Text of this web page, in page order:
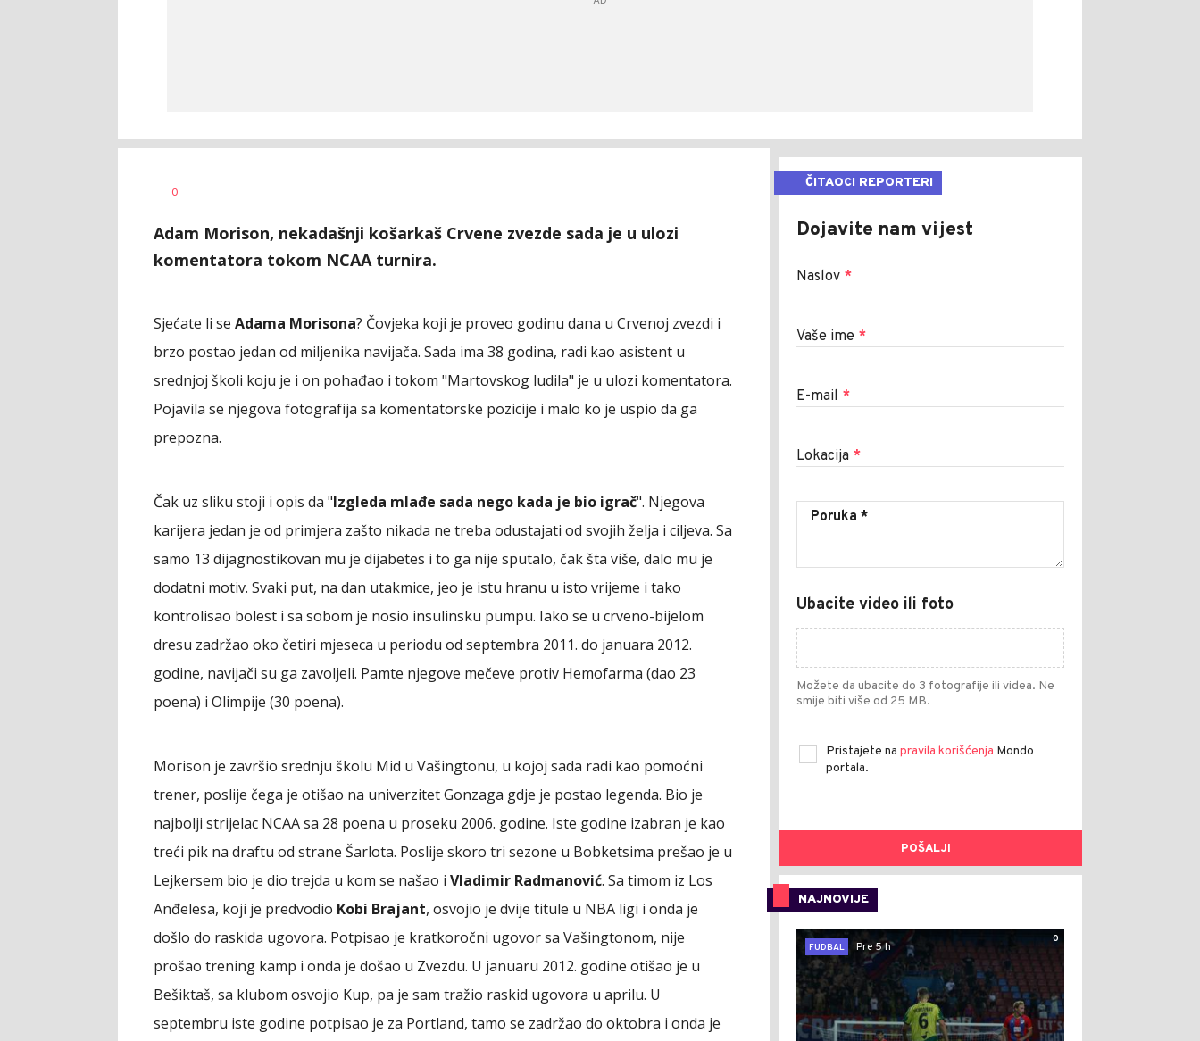
AUTOR
0
Adam Morison, nekadašnji košarkaš Crvene zvezde sada je u ulozi
komentatora tokom NCAA turnira.
Sjećate li se Adama Morisona? Čovjeka koji je proveo godinu dana u Crvenoj zvezdi i
brzo postao jedan od miljenika navijača. Sada ima 38 godina, radi kao asistent u
srednjoj školi koju je i on pohađao i tokom "Martovskog ludila" je u ulozi komentatora.
Pojavila se njegova fotografija sa komentatorske pozicije i malo ko je uspio da ga
prepozna.
Čak uz sliku stoji i opis da "Izgleda mlađe sada nego kada je bio igrač". Njegova
karijera jedan je od primjera zašto nikada ne treba odustajati od svojih želja i ciljeva. Sa
samo 13 dijagnostikovan mu je dijabetes i to ga nije sputalo, čak šta više, dalo mu je
dodatni motiv. Svaki put, na dan utakmice, jeo je istu hranu u isto vrijeme i tako
kontrolisao bolest i sa sobom je nosio insulinsku pumpu. Iako se u crveno-bijelom
dresu zadržao oko četiri mjeseca u periodu od septembra 2011. do januara 2012.
godine, navijači su ga zavoljeli. Pamte njegove mečeve protiv Hemofarma (dao 23
poena) i Olimpije (30 poena).
Morison je završio srednju školu Mid u Vašingtonu, u kojoj sada radi kao pomoćni
trener, poslije čega je otišao na univerzitet Gonzaga gdje je postao legenda. Bio je
najbolji strijelac NCAA sa 28 poena u proseku 2006. godine. Iste godine izabran je kao
treći pik na draftu od strane Šarlota. Poslije skoro tri sezone u Bobketsima prešao je u
Lejkersem bio je dio trejda u kom se našao i Vladimir Radmanović. Sa timom iz Los
Anđelesa, koji je predvodio Kobi Brajant, osvojio je dvije titule u NBA ligi i onda je
došlo do raskida ugovora. Potpisao je kratkoročni ugovor sa Vašingtonom, nije
prošao trening kamp i onda je došao u Zvezdu. U januaru 2012. godine otišao je u
Bešiktaš, sa klubom osvojio Kup, pa je sam tražio raskid ugovora u aprilu. U
septembru iste godine potpisao je za Portland, tamo se zadržao do oktobra i onda je
ČITAOCI REPORTERI
Dojavite nam vijest
Naslov *
Vaše ime *
E-mail *
Lokacija *
Ubacite video ili foto
Možete da ubacite do 3 fotografije ili videa. Ne
smije biti više od 25 MB.
Pristajete na pravila korišćenja Mondo
portala.
POŠALJI
NAJNOVIJE
0
FUDBAL
Pre 5 h